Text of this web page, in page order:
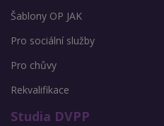
Šablony OP JAK
Pro sociální služby
Pro chůvy
Rekvalifikace
Studia DVPP